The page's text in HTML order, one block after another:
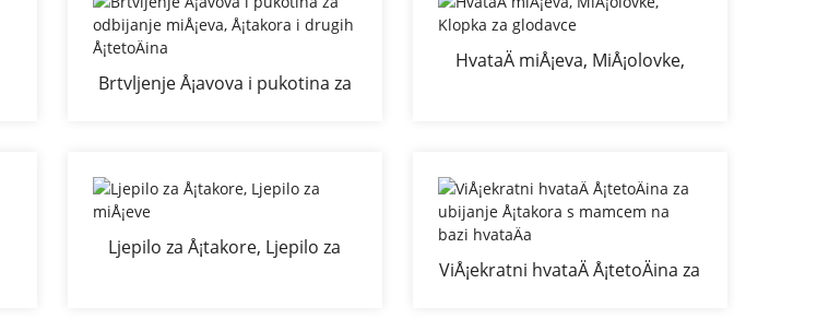
Brtvljenje Å¡avova i pukotina za
HvataÄ miÅ¡eva, MiÅ¡olovke,
Ljepilo za Å¡takore, Ljepilo za
ViÅ¡ekratni hvataÄ Å¡tetoÄina za